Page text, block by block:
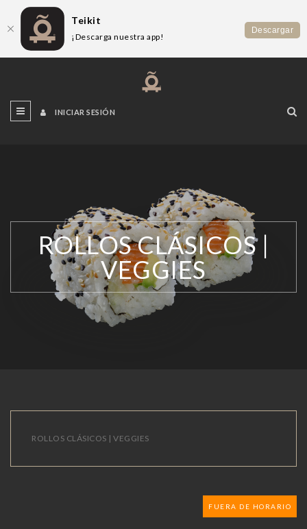
INICIAR SESIÓN
ROLLOS CLÁSICOS |
VEGGIES
ROLLOS CLÁSICOS | VEGGIES
FUERA DE HORARIO
Teikit
¡Descarga nuestra app!
Descargar